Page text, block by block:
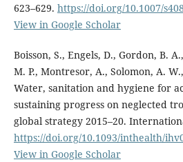
623–629. https://doi.org/10.1007/
View in Google Scholar
Boisson, S., Engels, D., Gordon, B.
M. P., Montresor, A., Solomon, A.
Water, sanitation and hygiene for
sustaining progress on neglected
global strategy 2015–20.
https://doi.org/10.1093/inthealth/
View in Google Scholar